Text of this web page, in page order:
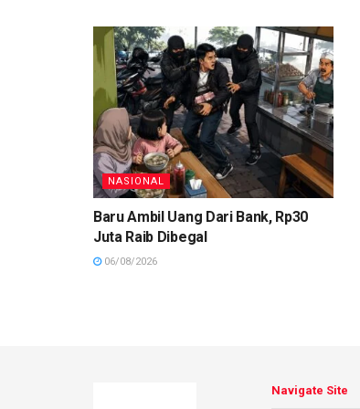
NASIONAL
Baru Ambil Uang Dari Bank, Rp30
Juta Raib Dibegal
06/08/2026
Navigate Site